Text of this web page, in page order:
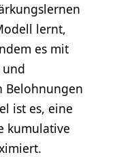
lernt,
es mit
Belohnungen
ist es, eine
kumulative